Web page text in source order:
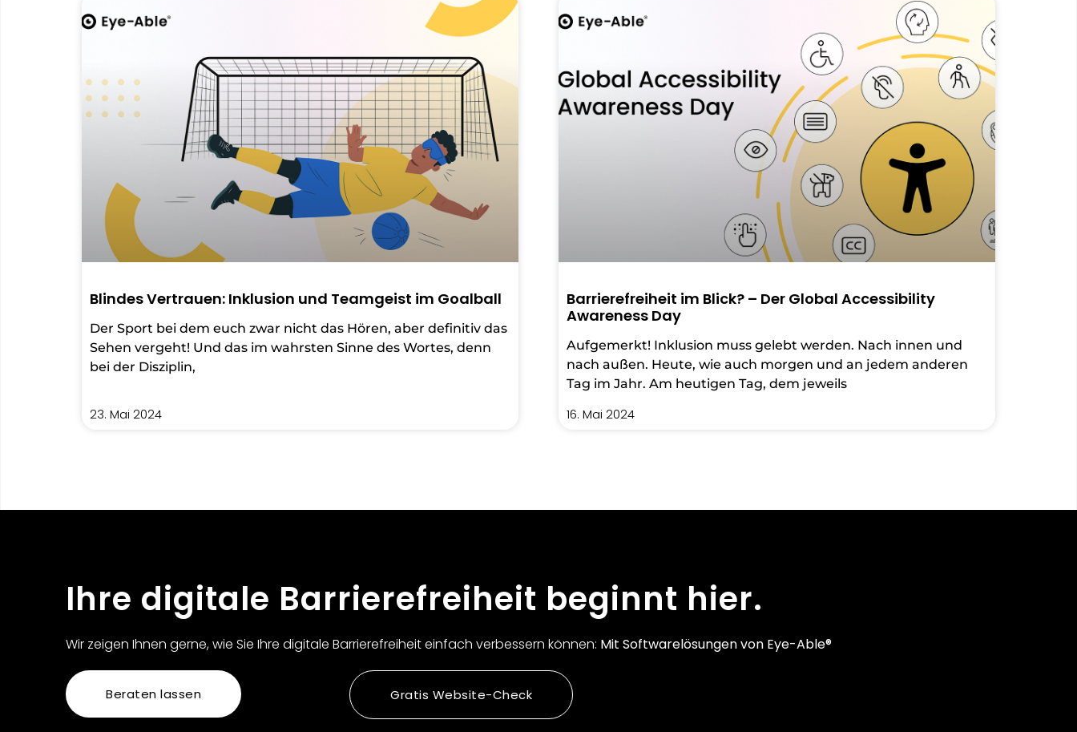
Blindes Vertrauen: Inklusion und Teamgeist im Goalball
Der Sport bei dem euch zwar nicht das Hören, aber definitiv das
Sehen vergeht! Und das im wahrsten Sinne des Wortes, denn
bei der Disziplin,
23. Mai 2024
Barrierefreiheit im Blick? – Der Global Accessibility
Awareness Day
Aufgemerkt! Inklusion muss gelebt werden. Nach innen und
nach außen. Heute, wie auch morgen und an jedem anderen
Tag im Jahr. Am heutigen Tag, dem jeweils
16. Mai 2024
Ihre digitale Barrierefreiheit beginnt hier.
Wir zeigen Ihnen gerne, wie Sie Ihre digitale Barrierefreiheit einfach verbessern können: Mit Softwarelösungen von Eye-Able®
Beraten lassen Gratis Website-Check